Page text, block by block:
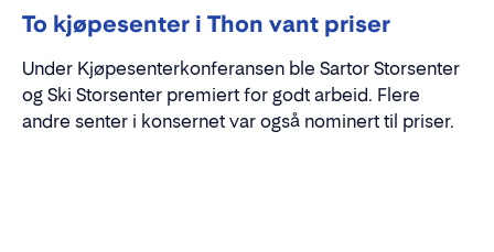
To kjøpesenter i Thon vant priser
Under Kjøpesenterkonferansen ble Sartor Storsenter
og Ski Storsenter premiert for godt arbeid. Flere
andre senter i konsernet var også nominert til priser.